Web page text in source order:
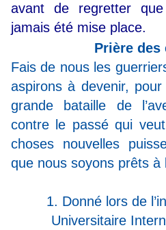
avant de regretter
jamais été mise place.
Prière des
Fais de nous les
aspirons à devenir,
grande bataille de
contre le passé qui
choses nouvelles
que nous soyons prêts à
1. Donné lors de
Universitaire